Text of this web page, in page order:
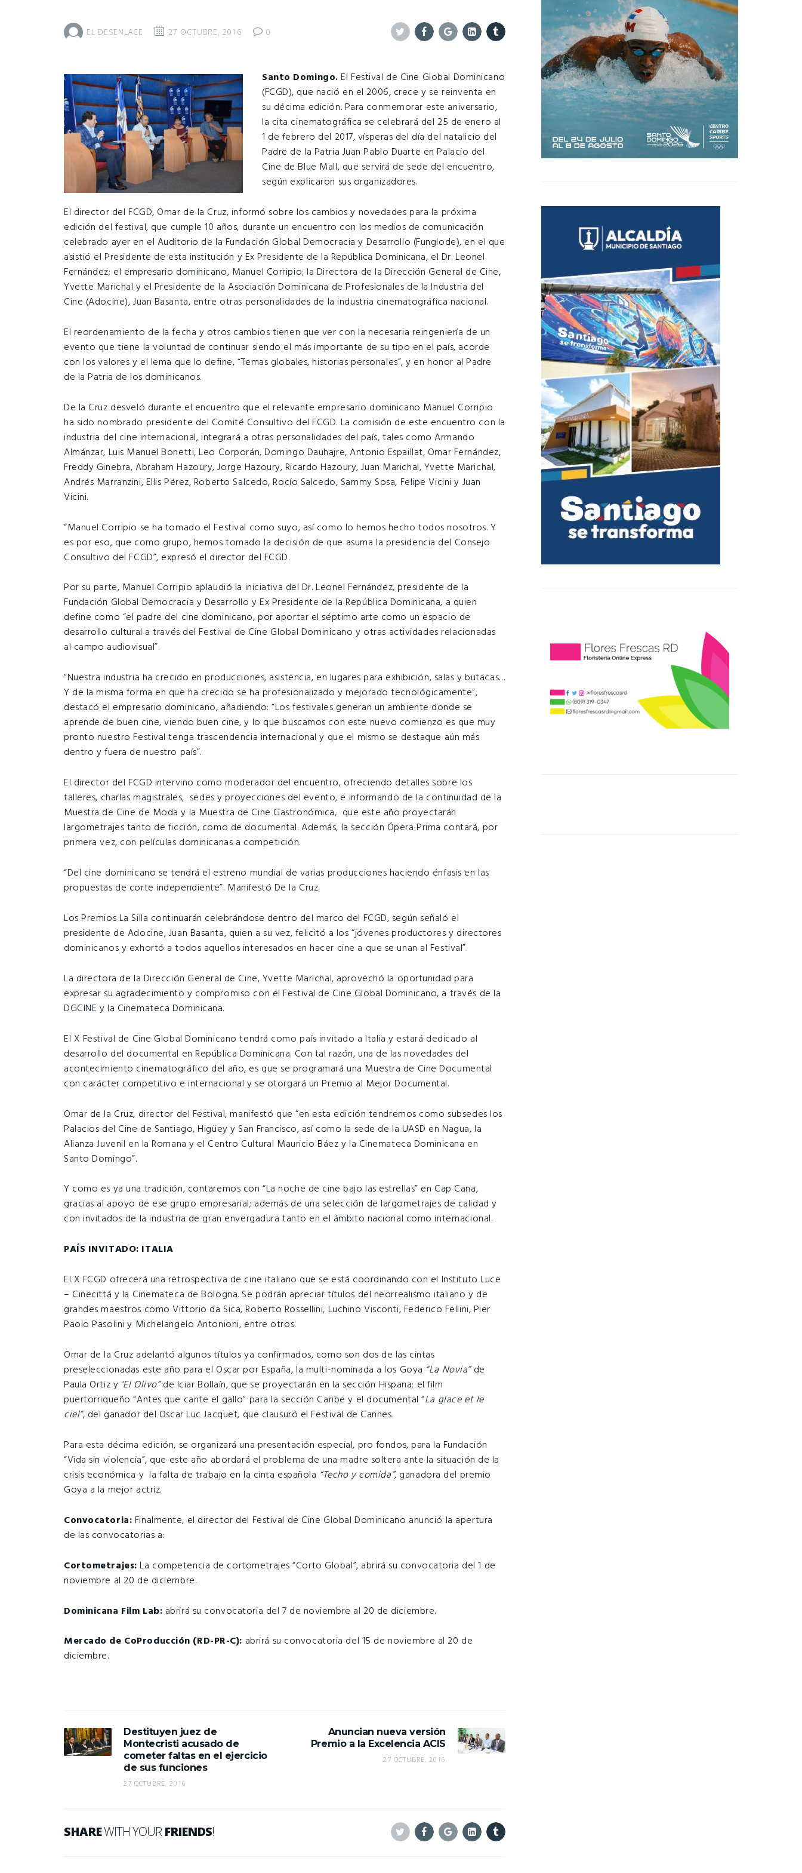
EL DESENLACE 27 OCTUBRE, 2016
0
Santo Domingo.El Festival de Cine Global Dominicano
(FCGD), que nació en el 2006, crece y se reinventa en
su décima edición. Para conmemorar este aniversario,
la cita cinematográfica se celebrará del 25 de enero al
1 de febrero del 2017, vísperas del día del natalicio del
Padre de la Patria Juan Pablo Duarte en Palacio del
Cine de Blue Mall, que servirá de sede del encuentro,
según explicaron sus organizadores.
El director del FCGD, Omar de la Cruz, informó sobre los cambios y novedades para la próxima
edición del festival, que cumple 10 años, durante un encuentro con los medios de comunicación
celebrado ayer en el Auditorio de la Fundación Global Democracia y Desarrollo (Funglode), en el que
asistió el Presidente de esta institución y Ex Presidente de la República Dominicana, el Dr. Leonel
Fernández; el empresario dominicano, Manuel Corripio; la Directora de la Dirección General de Cine,
Yvette Marichal y el Presidente de la Asociación Dominicana de Profesionales de la Industria del
Cine (Adocine), Juan Basanta, entre otras personalidades de la industria cinematográfica nacional.
El reordenamiento de la fecha y otros cambios tienen que ver con la necesaria reingeniería de un
evento que tiene la voluntad de continuar siendo el más importante de su tipo en el país, acorde
con los valores y el lema que lo define, “Temas globales, historias personales”, y en honor al Padre
de la Patria de los dominicanos.
De la Cruz desveló durante el encuentro que el relevante empresario dominicano Manuel Corripio
ha sido nombrado presidente del Comité Consultivo del FCGD. La comisión de este encuentro con la
industria del cine internacional, integrará a otras personalidades del país, tales como Armando
Almánzar, Luis Manuel Bonetti, Leo Corporán, Domingo Dauhajre, Antonio Espaillat, Omar Fernández,
Freddy Ginebra, Abraham Hazoury, Jorge Hazoury, Ricardo Hazoury, Juan Marichal, Yvette Marichal,
Andrés Marranzini, Ellis Pérez, Roberto Salcedo, Rocío Salcedo, Sammy Sosa, Felipe Vicini y Juan
Vicini.
“Manuel Corripio se ha tomado el Festival como suyo, así como lo hemos hecho todos nosotros. Y
es por eso, que como grupo, hemos tomado la decisión de que asuma la presidencia del Consejo
Consultivo del FCGD”, expresó el director del FCGD.
Por su parte, Manuel Corripio aplaudió la iniciativa del Dr. Leonel Fernández, presidente de la
Fundación Global Democracia y Desarrollo y Ex Presidente de la República Dominicana, a quien
define como “el padre del cine dominicano, por aportar el séptimo arte como un espacio de
desarrollo cultural a través del Festival de Cine Global Dominicano y otras actividades relacionadas
al campo audiovisual”.
“Nuestra industria ha crecido en producciones, asistencia, en lugares para exhibición, salas y butacas…
Y de la misma forma en que ha crecido se ha profesionalizado y mejorado tecnológicamente”,
destacó el empresario dominicano, añadiendo: “Los festivales generan un ambiente donde se
aprende de buen cine, viendo buen cine, y lo que buscamos con este nuevo comienzo es que muy
pronto nuestro Festival tenga trascendencia internacional y que el mismo se destaque aún más
dentro y fuera de nuestro país”.
El director del FCGD intervino como moderador del encuentro, ofreciendo detalles sobre los
talleres, charlas magistrales, sedes y proyecciones del evento, e informando de la continuidad de la
Muestra de Cine de Moda y la Muestra de Cine Gastronómica, que este año proyectarán
largometrajes tanto de ficción, como de documental. Además, la sección Ópera Prima contará, por
primera vez, con películas dominicanas a competición.
“Del cine dominicano se tendrá el estreno mundial de varias producciones haciendo énfasis en las
propuestas de corte independiente”. Manifestó De la Cruz.
Los Premios La Silla continuarán celebrándose dentro del marco del FCGD, según señaló el
presidente de Adocine, Juan Basanta, quien a su vez, felicitó a los “jóvenes productores y directores
dominicanos y exhortó a todos aquellos interesados en hacer cine a que se unan al Festival”.
La directora de la Dirección General de Cine, Yvette Marichal, aprovechó la oportunidad para
expresar su agradecimiento y compromiso con el Festival de Cine Global Dominicano, a través de la
DGCINE y la Cinemateca Dominicana.
El X Festival de Cine Global Dominicano tendrá como país invitado a Italia y estará dedicado al
desarrollo del documental en República Dominicana. Con tal razón, una de las novedades del
acontecimiento cinematográfico del año, es que se programará una Muestra de Cine Documental
con carácter competitivo e internacional y se otorgará un Premio al Mejor Documental.
Omar de la Cruz, director del Festival, manifestó que “en esta edición tendremos como subsedes los
Palacios del Cine de Santiago, Higüey y San Francisco, así como la sede de la UASD en Nagua, la
Alianza Juvenil en la Romana y el Centro Cultural Mauricio Báez y la Cinemateca Dominicana en
Santo Domingo”.
Y como es ya una tradición, contaremos con “La noche de cine bajo las estrellas” en Cap Cana,
gracias al apoyo de ese grupo empresarial; además de una selección de largometrajes de calidad y
con invitados de la industria de gran envergadura tanto en el ámbito nacional como internacional.
PAÍS INVITADO: ITALIA
El X FCGD ofrecerá una retrospectiva de cine italiano que se está coordinando con el Instituto Luce
– Cinecittá y la Cinemateca de Bologna. Se podrán apreciar títulos del neorrealismo italiano y de
grandes maestros como Vittorio da Sica, Roberto Rossellini, Luchino Visconti, Federico Fellini, Pier
Paolo Pasolini y Michelangelo Antonioni, entre otros.
Omar de la Cruz adelantó algunos títulos ya confirmados, como son dos de las cintas
preseleccionadas este año para el Oscar por España, la multi-nominada a los Goya “La Novia”de
Paula Ortiz y ‘El Olivo”de Iciar Bollaín, que se proyectarán en la sección Hispana; el film
puertorriqueño “Antes que cante el gallo” para la sección Caribe y el documental “La glace et le
ciel”, del ganador del Oscar Luc Jacquet, que clausuró el Festival de Cannes.
Para esta décima edición, se organizará una presentación especial, pro fondos, para la Fundación
“Vida sin violencia”, que este año abordará el problema de una madre soltera ante la situación de la
crisis económica y la falta de trabajo en la cinta española “Techo y comida”, ganadora del premio
Goya a la mejor actriz.
Convocatoria:Finalmente, el director del Festival de Cine Global Dominicano anunció la apertura
de las convocatorias a:
Cortometrajes:La competencia de cortometrajes “Corto Global”, abrirá su convocatoria del 1 de
noviembre al 20 de diciembre.
Dominicana Film Lab: abrirá su convocatoria del 7 de noviembre al 20 de diciembre.
Mercado de CoProducción (RD-PR-C): abrirá su convocatoria del 15 de noviembre al 20 de
diciembre.
Destituyen juez de
Montecristi acusado de
cometer faltas en el ejercicio
de sus funciones
27 OCTUBRE, 2016
Anuncian nueva versión
Premio a la Excelencia ACIS
27 OCTUBRE, 2016
SHAREWITH YOURFRIENDS!